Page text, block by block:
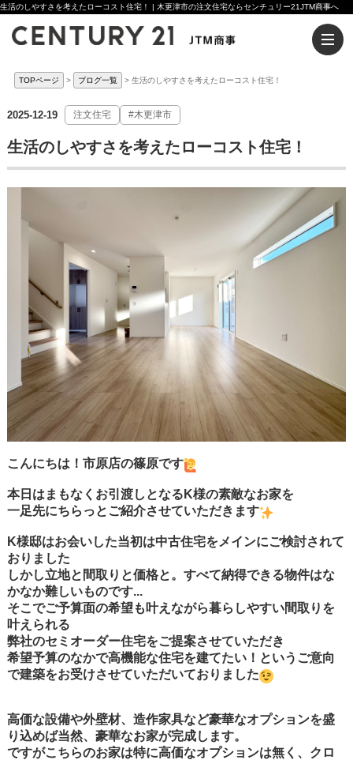
生活のしやすさを考えたローコスト住宅！ | 木更津市の注文住宅ならセンチュリー21JTM商事へ
TOPページ ブログ一覧 生活のしやすさを考えたローコスト住宅！
2025-12-19 注文住宅 #木更津市
生活のしやすさを考えたローコスト住宅！
こんにちは！市原店の篠原です
本日はまもなくお引渡しとなるK様の素敵なお家を
一足先にちらっとご紹介させていただきます
K様邸はお会いした当初は中古住宅をメインにご検討されて
おりました
しかし立地と間取りと価格と。すべて納得できる物件はな
かなか難しいものです...
そこでご予算面の希望も叶えながら暮らしやすい間取りを
叶えられる
弊社のセミオーダー住宅をご提案させていただき
希望予算のなかで高機能な住宅を建てたい！というご意向
で建築をお受けさせていただいておりました
高価な設備や外壁材、造作家具など豪華なオプションを盛
り込めば当然、豪華なお家が完成します。
ですがこちらのお家は特に高価なオプションは無く、クロ